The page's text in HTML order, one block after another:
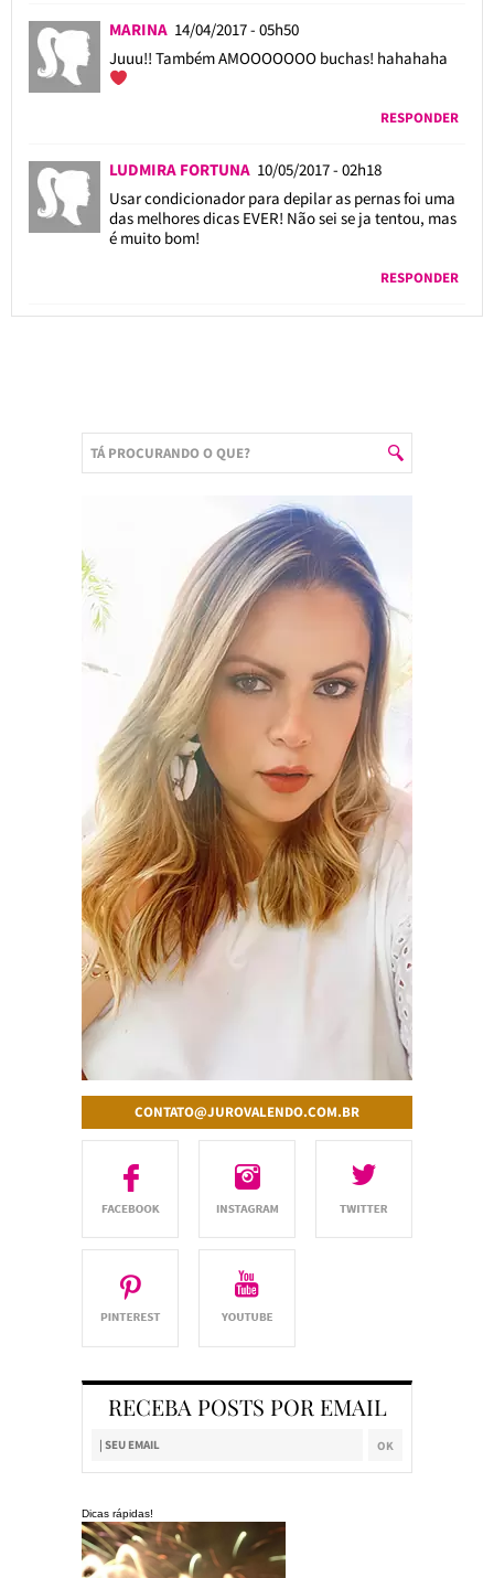
MARINA 14/04/2017 - 05h50
Juuu!! Também AMOOOOOOO buchas! hahahaha
RESPONDER
LUDMIRA FORTUNA 10/05/2017 - 02h18
Usar condicionador para depilar as pernas foi uma
das melhores dicas EVER! Não sei se ja tentou, mas
é muito bom!
RESPONDER
CONTATO@JUROVALENDO.COM.BR
RECEBA POSTS POR EMAIL
Dicas rápidas!